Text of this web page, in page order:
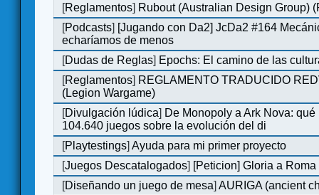
[Reglamentos] Rubout (Australian Design Group)
[Podcasts] [Jugando con Da2] JcDa2 #164
echaríamos de menos
[Dudas de Reglas] Epochs: El camino de las
[Reglamentos] REGLAMENTO TRADUCIDO
(Legion Wargame)
[Divulgación lúdica] De Monopoly a Ark Nova:
104.640 juegos sobre la evolución del di
[Playtestings]Ayuda para mi primer proyecto
[Juegos Descatalogados] [Peticion] Gloria a Roma
[Diseñando un juego de mesa]AURIGA (ancient